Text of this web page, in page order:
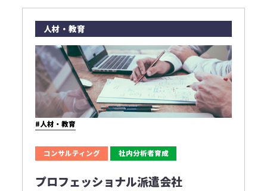
人材・教育
#人材・教育
コンサルティング 社内分析者育成
プロフェッショナル派遣会社